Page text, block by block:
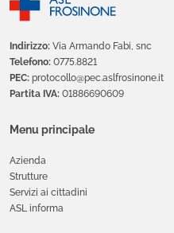
Indirizzo: Via Armando Fabi, snc
Telefono: 0775.8821
PEC: protocollo@pec.aslfrosinone.it
Partita IVA: 01886690609
Menu principale
Azienda
Strutture
Servizi ai cittadini
ASL informa